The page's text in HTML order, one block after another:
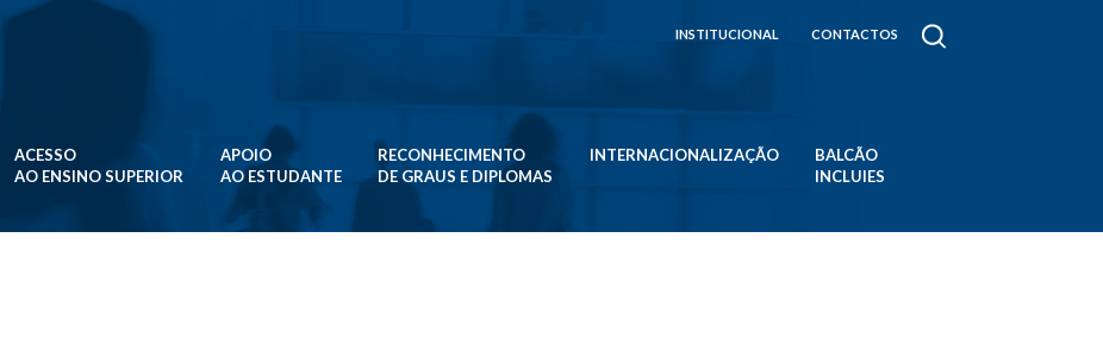
INSTITUCIONAL CONTACTOS
ACESSO
AO ENSINO SUPERIOR
APOIO
AO ESTUDANTE
RECONHECIMENTO
DE GRAUS E DIPLOMAS
INTERNACIONALIZAÇÃO
BALCÃO
INCLUIES